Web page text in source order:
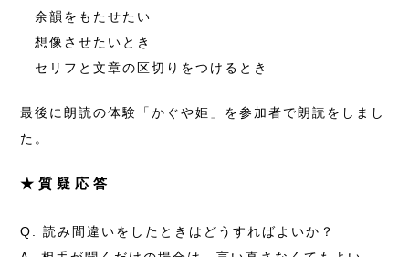
余韻をもたせたい
想像させたいとき
セリフと文章の区切りをつけるとき
最後に朗読の体験「かぐや姫」を参加者で朗読をしまし
た。
★質疑応答
Q. 読み間違いをしたときはどうすればよいか？